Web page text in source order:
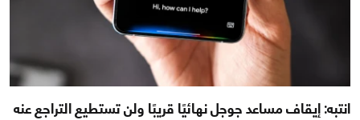
انتبه: إيقاف مساعد جوجل نهائيًا قريبًا ولن تستطيع التراجع عنه